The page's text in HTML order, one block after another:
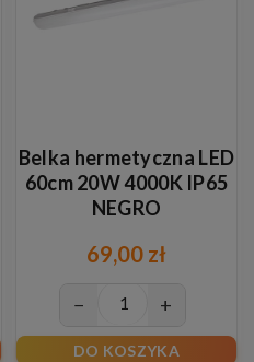
Belka hermetyczna LED
60cm 20W 4000K IP65
NEGRO
69,00 zł
− +
DO KOSZYKA